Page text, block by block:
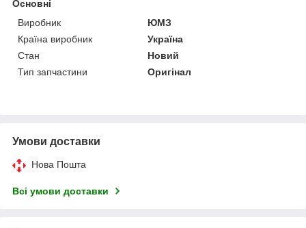
Основні
Виробник
ЮМЗ
Країна виробник
Україна
Стан
Новий
Тип запчастини
Оригінал
Умови доставки
Нова Пошта
Всі умови доставки